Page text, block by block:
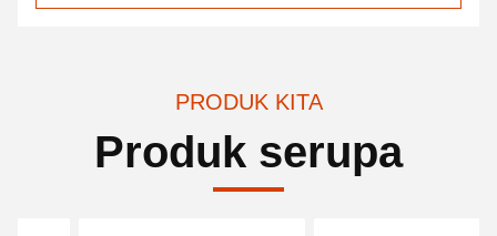
PRODUK KITA
Produk serupa